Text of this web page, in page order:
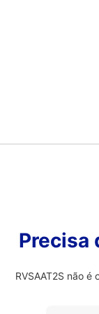
Precisa
RVSAAT2S não